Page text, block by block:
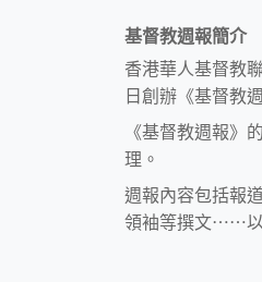
基督教週報簡介
香港華人基督教
日創辦《基督教
《基督教週報》
理。
週報內容包括報
領袖等撰文⋯⋯以